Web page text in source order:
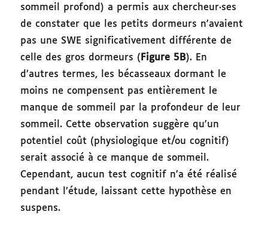
sommeil profond) a permis aux chercheur·ses
de constater que les petits dormeurs n’avaient
pas une SWE significativement différente de
celle des gros dormeurs ( Figure 5B). En
d’autres termes, les bécasseaux dormant le
moins ne compensent pas entièrement le
manque de sommeil par la profondeur de leur
sommeil. Cette observation suggère qu’un
potentiel coût (physiologique et/ou cognitif)
serait associé à ce manque de sommeil.
Cependant, aucun test cognitif n’a été réalisé
pendant l’étude, laissant cette hypothèse en
suspens.